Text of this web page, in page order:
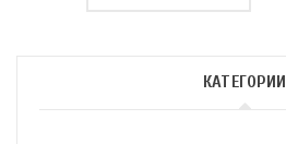
КАТЕГОРИИ